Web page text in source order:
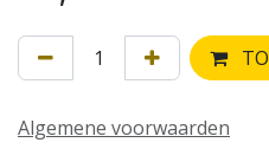
Algemene voorwaarden